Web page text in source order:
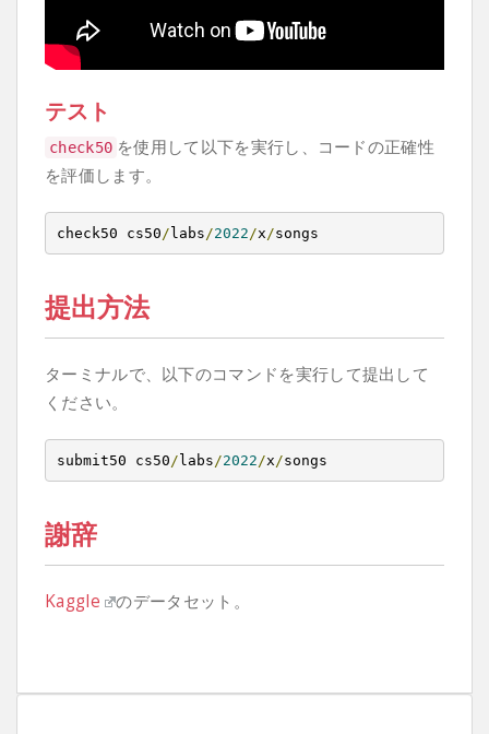
テスト
check50 を使用して以下を実行し、コードの正確性
を評価します。
check50 cs50 /labs /2022 /x /songs
提出方法
ターミナルで、以下のコマンドを実行して提出して
ください。
submit50 cs50 /labs /2022 /x /songs
謝辞
Kaggle のデータセット。